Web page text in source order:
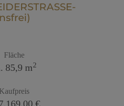
Fläche
85,9 m2
Kaufpreis
€